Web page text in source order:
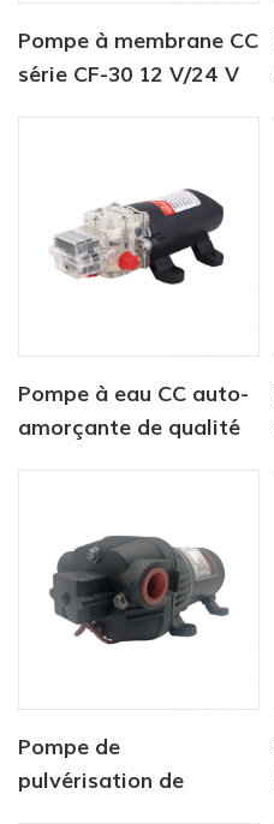
Pompe à membrane CC
série CF-30 12 V/24 V
Pompe à eau CC auto-
amorçante de qualité
Pompe de
pulvérisation de